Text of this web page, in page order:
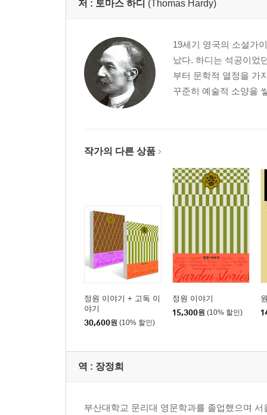
저 : 토마스 하디 (Thomas Hardy)
19세기 영국의 소설가
났다. 하디는 석공이었
부터 문학적 열정을 가
꾸준히 예술적 소양을
작가의 다른 상품
정원 이야기 + 고독 이
야기
30,600원 (10% 할인)
정원 이야기
15,300원 (10% 할인)
역 : 장정희
부산대학교 문리대 영문학과를 졸업했으며